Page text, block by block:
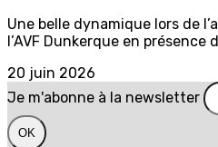
Une belle dynamique lors de
l’AVF Dunkerque en présence
20 juin 2026
Je m'abonne à la newsletter
OK